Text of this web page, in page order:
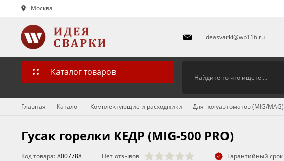
Москва
ideasvarki@wp116.ru
Каталог товаров
Главная Каталог Комплектующие и расходники Для полуавтоматов (MIG/MAG)
Гусак горелки КЕДР (MIG-500 PRO)
Код товара:8007788 Нет отзывов Гарантийный срок